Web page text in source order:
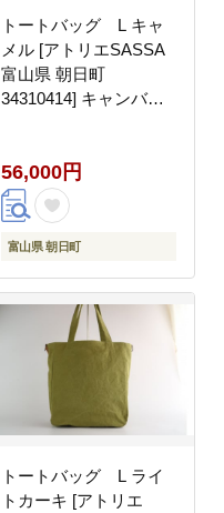
トートバッグ L キャ
メル [アトリエSASSA
富山県 朝日町
34310414] キャンバス
稽古バッグ
56,000円
富山県 朝日町
トートバッグ L ライ
トカーキ [アトリエ